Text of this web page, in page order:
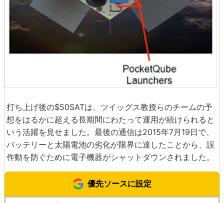
打ち上げ後の$50SATは、ツイッグス教授らのチームの予
想をはるかに超える長期間にわたって運用が続けられると
いう活躍を見せました。最後の通信は2015年7月19日で、
バッテリーと太陽電池の劣化が限界に達したことから、誤
作動を防ぐために電子機器がシャットダウンされました。
優先ソースに設定